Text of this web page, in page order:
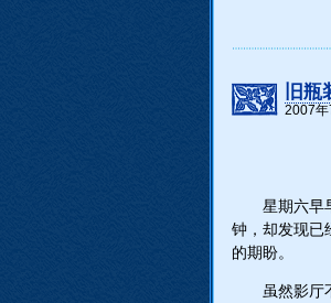
旧
2007年
星期六早
钟，却发现已
的期盼。
虽然影厅